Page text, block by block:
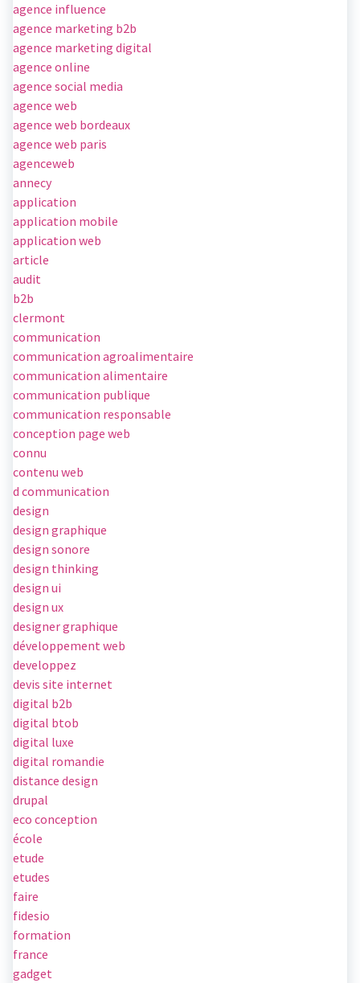
agence influence
agence marketing b2b
agence marketing digital
agence online
agence social media
agence web
agence web bordeaux
agence web paris
agenceweb
annecy
application
application mobile
application web
article
audit
b2b
clermont
communication
communication agroalimentaire
communication alimentaire
communication publique
communication responsable
conception page web
connu
contenu web
d communication
design
design graphique
design sonore
design thinking
design ui
design ux
designer graphique
développement web
developpez
devis site internet
digital b2b
digital btob
digital luxe
digital romandie
distance design
drupal
eco conception
école
etude
etudes
faire
fidesio
formation
france
gadget